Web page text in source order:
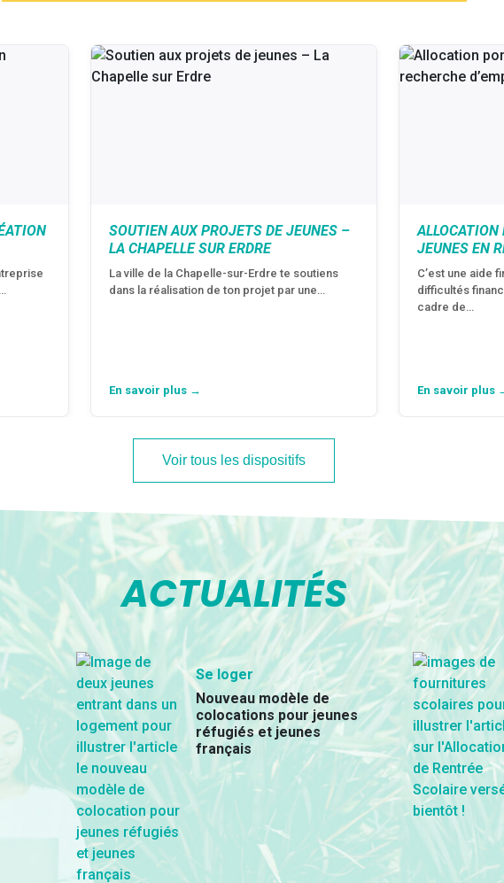
SOUTIEN AUX PROJETS DE JEUNES –
LA CHAPELLE SUR ERDRE
La ville de la Chapelle-sur-Erdre te soutiens
dans la réalisation de ton projet par une…
En savoir plus →
ALLOCATION
JEUNES EN
C’est une aide
difficultés
cadre de…
En savoir plus
Voir tous les dispositifs
ACTUALITÉS
Se loger
Nouveau modèle de
colocations pour jeunes
réfugiés et jeunes
français